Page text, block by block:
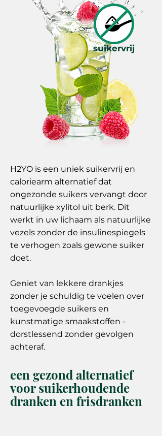
suikervrij
H2YO is een uniek suikervrij en
caloriearm alternatief dat
ongezonde suikers vervangt door
natuurlijke xylitol uit berk. Dit
werkt in uw lichaam als natuurlijke
vezels zonder de insulinespiegels
te verhogen zoals gewone suiker
doet.
Geniet van lekkere drankjes
zonder je schuldig te voelen over
toegevoegde suikers en
kunstmatige smaakstoffen -
dorstlessend zonder gevolgen
achteraf.
een gezond alternatief
voor suikerhoudende
dranken en frisdranken